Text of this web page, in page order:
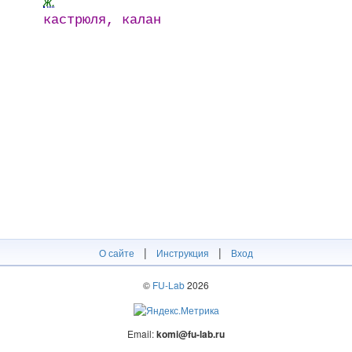
кастрюля, калан
О сайте | Инструкция | Вход
© FU-Lab2026
Email:komi@fu-lab.ru